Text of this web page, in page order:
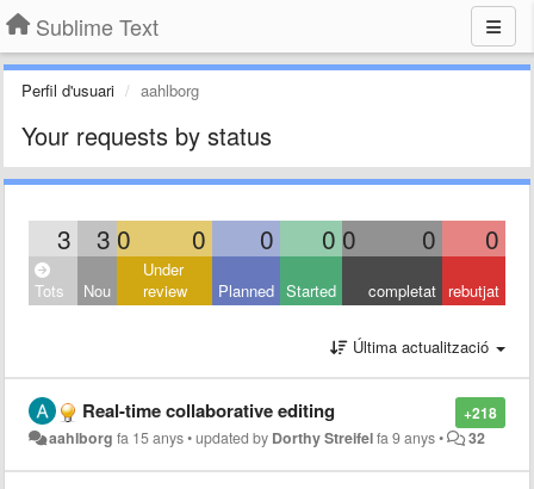
Sublime Text
Perfil d'usuari aahlborg
Your requests by status
3 3 0 0 0 0 0 0 0
Tots Nou
Under
review
Planned Started completat rebutjat
Última actualització
+218
Real-time collaborative editing
aahlborg fa 15 anys•updated by Dorthy Streifelfa 9 anys• 32